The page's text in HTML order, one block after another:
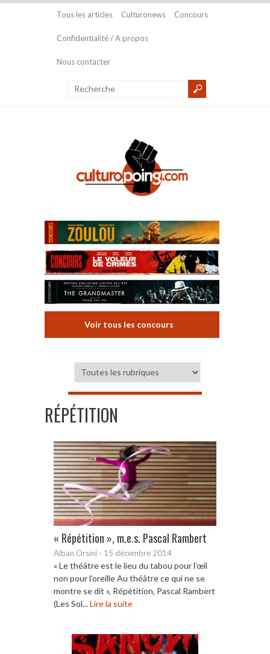
Tous les articles Culturonews Concours
Confidentialité / A propos
Nous contacter
Voir tous les concours
RÉPÉTITION
« Répétition », m.e.s. Pascal Rambert
Alban Orsini - 15 décembre 2014
« Le théâtre est le lieu du tabou pour l’œil
non pour l’oreille Au théâtre ce qui ne se
montre se dit », Répétition, Pascal Rambert
(Les Sol...Lire la suite